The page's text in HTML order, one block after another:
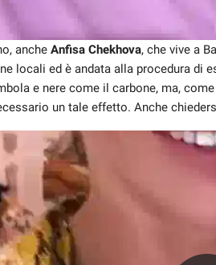
anche Anfisa Chekhova, che vive a
locali ed è andata alla procedura di
e nere come il carbone, ma,
un tale effetto. Anche